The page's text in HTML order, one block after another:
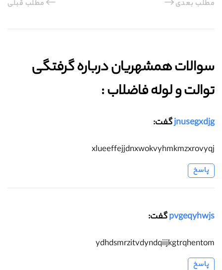
مطلب قبلی مطلب بعدی
سوالات همشهریان درباره گرفتگی
توالت و لوله فاضلاب :‌
jnusegxdjgگفت:
xlueeffejjdnxwokvyhmkmzxrovyqj
پاسخ
pvgeqyhwjsگفت:
ydhdsmrzitvdyndqiijkgtrqhentom
پاسخ